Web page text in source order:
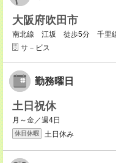
大阪府吹田市
南北線 江坂 徒歩5分 千里
サ－ビス
勤務曜日
土日祝休
月～金／週4日
休日休暇 土日休み